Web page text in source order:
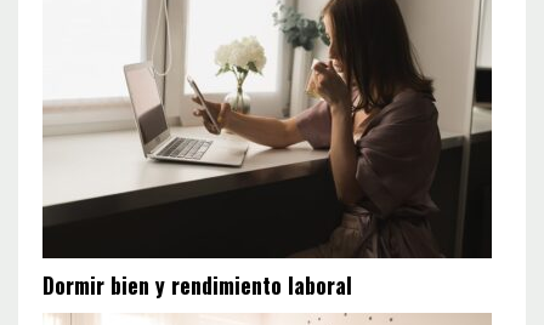
Dormir bien y rendimiento laboral